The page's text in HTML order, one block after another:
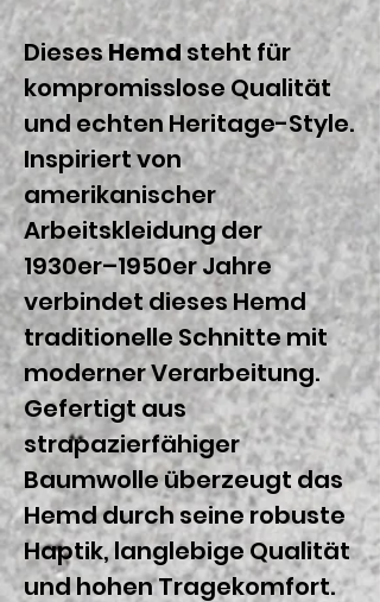
DiesesHemdsteht für
kompromisslose Qualität
und echten Heritage-Style.
Inspiriert von
amerikanischer
Arbeitskleidung der
1930er–1950er Jahre
verbindet dieses Hemd
traditionelle Schnitte mit
moderner Verarbeitung.
Gefertigt aus
strapazierfähiger
Baumwolle überzeugt das
Hemd durch seine robuste
Haptik, langlebige Qualität
und hohen Tragekomfort.